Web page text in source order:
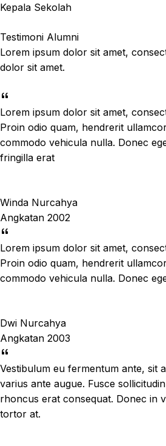
Kepala Sekolah
Testimoni Alumni
Lorem ipsum dolor sit amet,
dolor sit amet.
Lorem ipsum dolor sit amet,
Proin odio quam, hendrerit
commodo vehicula nulla. Donec
fringilla erat
Winda Nurcahya
Angkatan 2002
Lorem ipsum dolor sit amet,
Proin odio quam, hendrerit
commodo vehicula nulla. Donec
Dwi Nurcahya
Angkatan 2003
Vestibulum eu fermentum ante, sit
varius ante augue. Fusce
rhoncus erat consequat. Donec in
tortor at.